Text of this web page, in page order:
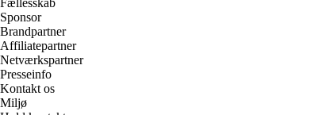
Sponsor
Brandpartner
Affiliatepartner
Netværkspartner
Presseinfo
Kontakt os
Miljø